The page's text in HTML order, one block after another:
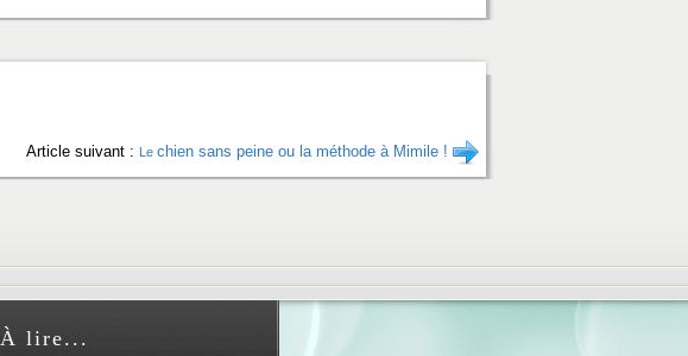
Article suivant : Le chien sans peine ou la méthode à Mimile !
À lire...